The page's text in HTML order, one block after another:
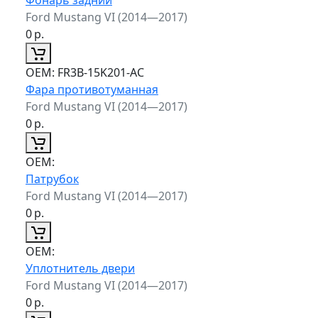
Ford Mustang VI (2014—2017)
0р.
ОЕМ: FR3B-15K201-AC
Фара противотуманная
Ford Mustang VI (2014—2017)
0р.
ОЕМ:
Патрубок
Ford Mustang VI (2014—2017)
0р.
ОЕМ:
Уплотнитель двери
Ford Mustang VI (2014—2017)
0р.